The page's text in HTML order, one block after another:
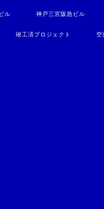
ル 神戸三宮阪急ビル
竣工済プロジェクト 空